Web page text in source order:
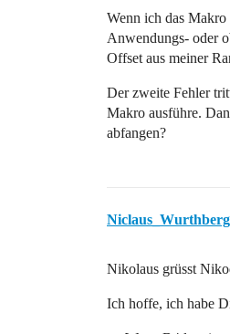
Wenn ich das
Anwendungs- oder
Offset aus meiner
Der zweite Fehler
Makro ausführe.
abfangen?
Niclaus_Wurthberg
Nikolaus grüsst
Ich hoffe, ich habe